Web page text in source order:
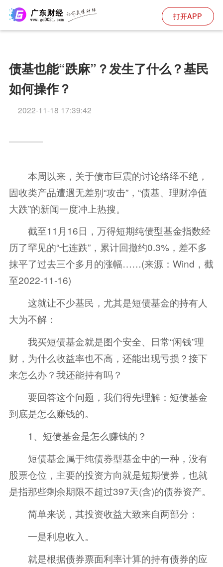
打开APP
债基也能“跌麻”？发生了什么？基民
如何操作？
2022-11-18 17:39:42
本周以来，关于债市巨震的讨论络绎不绝，
固收类产品遭遇无差别“攻击”，“债基、 理财净值
大跌”的新闻一度冲上热搜。
截至11月16日，万得短期纯债型基金指数经
历了罕见的“七连跌”，累计回撤约0.3%，差不多
抹平了过去三个多月的涨幅……(来源：Wind，截
至2022-11-16)
这就让不少基民，尤其是短债基金的持有人
大为不解：
我买短债基金就是图个安全、日常“闲钱”理
财，为什么收益率也不高，还能出现亏损？接下
来怎么办？我还能持有吗？
要回答这个问题，我们得先理解：短债基金
到底是怎么赚钱的。
1、短债基金是怎么赚钱的？
短债基金属于纯债券型基金中的一种，没有
股票仓位，主要的投资方向就是短期债券，也就
是指那些剩余期限不超过397天(含)的债券资产。
简单来说，其投资收益大致来自两部分：
一是利息收入。
就是根据债券票面利率计算的持有债券的应